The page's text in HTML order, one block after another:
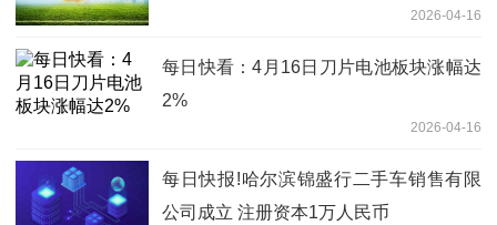
2026-04-16
每日快看：4月16日刀片电池板块涨幅达
2%
2026-04-16
每日快报!哈尔滨锦盛行二手车销售有限
公司成立 注册资本1万人民币